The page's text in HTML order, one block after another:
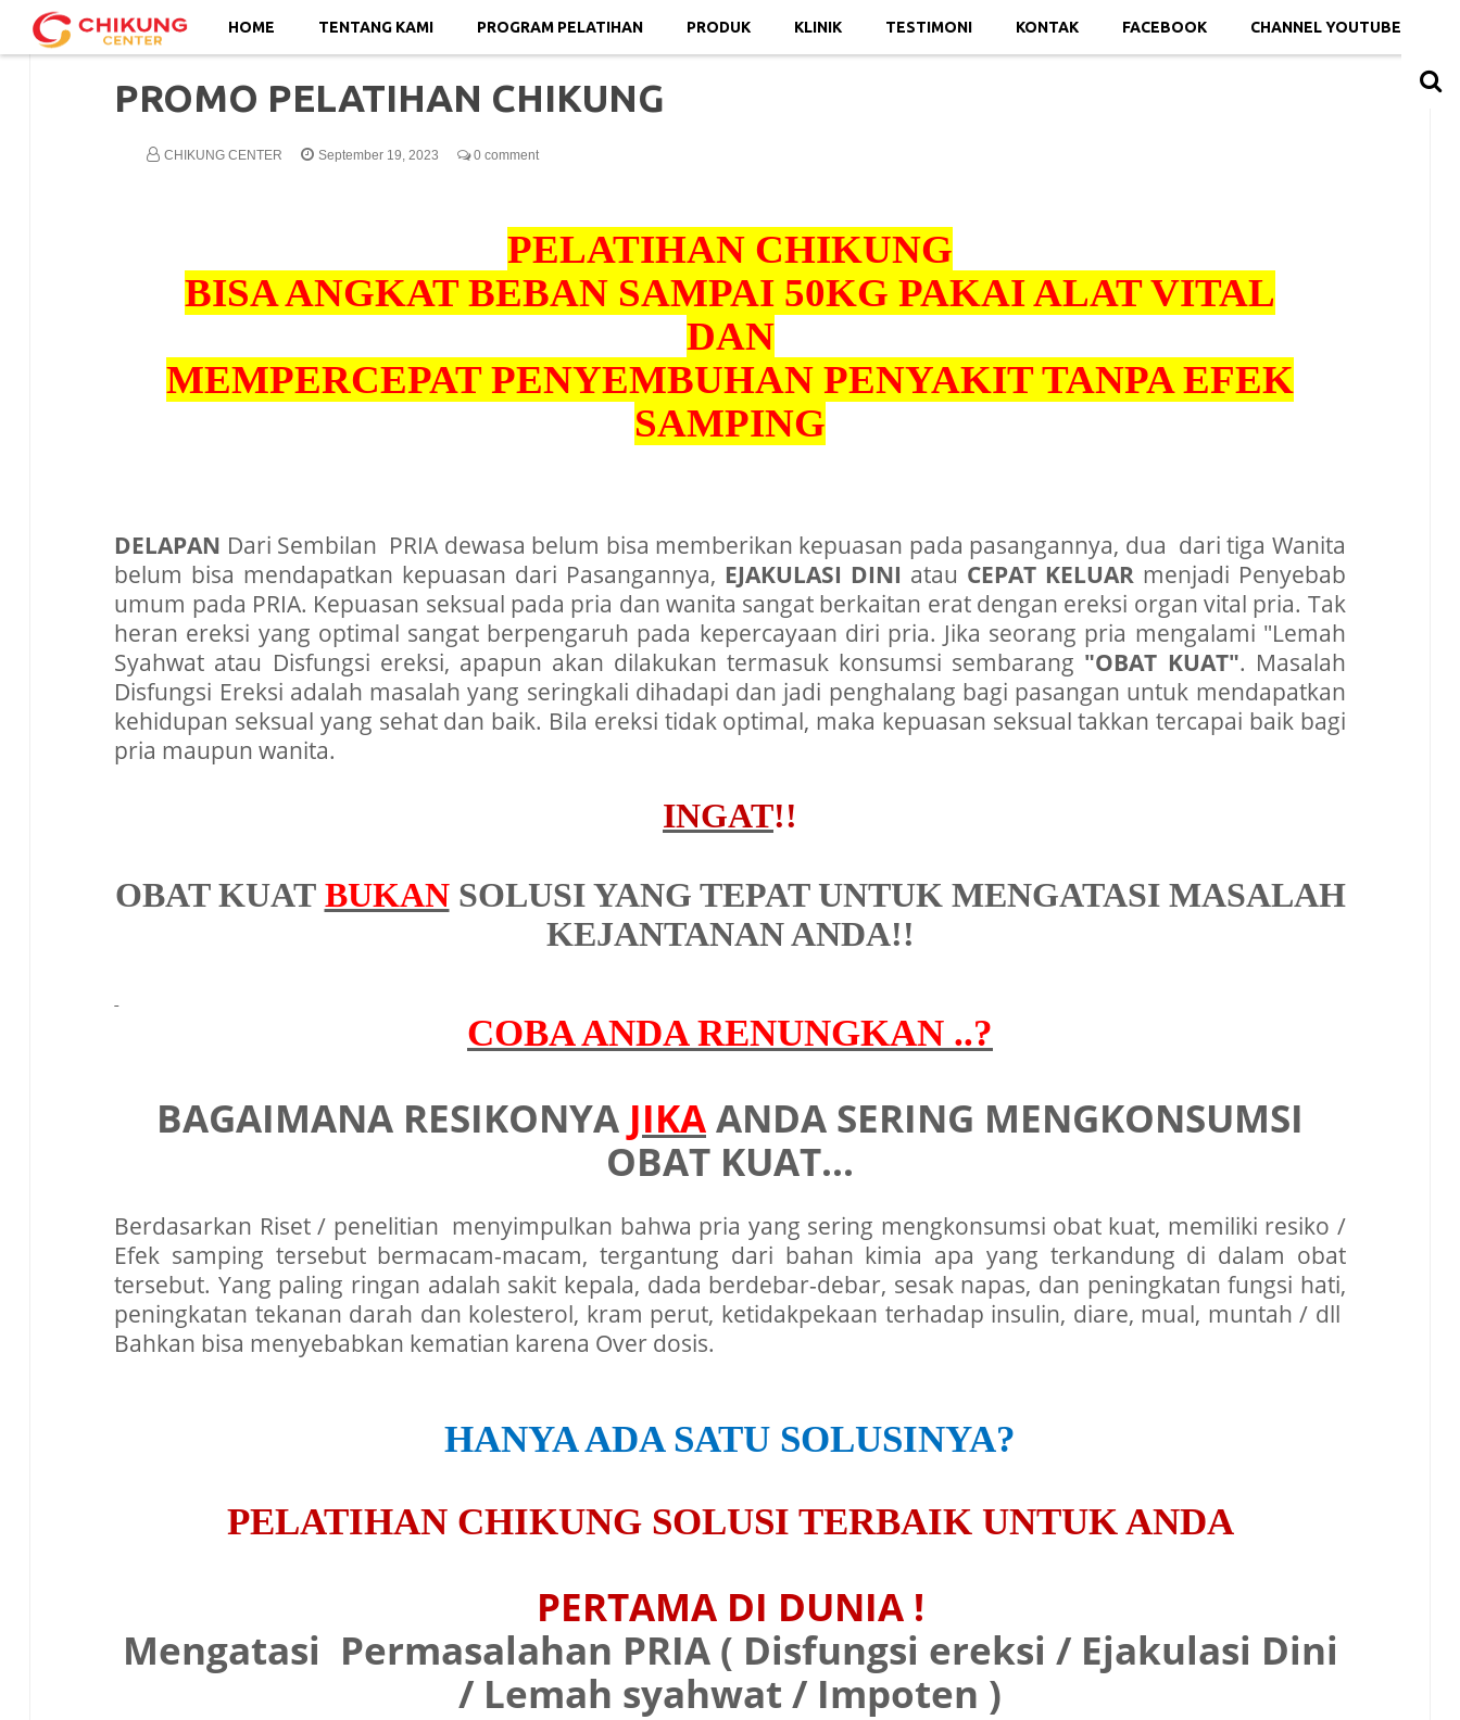
HOME TENTANG KAMI PROGRAM PELATIHAN PRODUK KLINIK TESTIMONI KONTAK FACEBOOK CHANNEL YOUTUBE
PROMO PELATIHAN CHIKUNG
CHIKUNG CENTER September 19, 2023 0 comment
PELATIHAN CHIKUNG
BISA ANGKAT BEBAN SAMPAI 50KG PAKAI ALAT VITAL
DAN
MEMPERCEPAT PENYEMBUHAN PENYAKIT TANPA EFEK
SAMPING
DELAPAN Dari Sembilan PRIA dewasa belum bisa memberikan kepuasan pada pasangannya, dua dari tiga Wanita
belum bisa mendapatkan kepuasan dari Pasangannya, EJAKULASI DINI atau CEPAT KELUARmenjadi Penyebab
umum pada PRIA. Kepuasan seksual pada pria dan wanita sangat berkaitan erat dengan ereksi organ vital pria. Tak
heran ereksi yang optimal sangat berpengaruh pada kepercayaan diri pria. Jika seorang pria mengalami "Lemah
Syahwat atau Disfungsi ereksi, apapun akan dilakukan termasuk konsumsi sembarang "OBAT KUAT". Masalah
Disfungsi Ereksi adalah masalah yang seringkali dihadapi dan jadi penghalang bagi pasangan untuk mendapatkan
kehidupan seksual yang sehat dan baik. Bila ereksi tidak optimal, maka kepuasan seksual takkan tercapai baik bagi
pria maupun wanita.
INGAT!!
OBAT KUAT BUKANSOLUSI YANG TEPAT UNTUK MENGATASI MASALAH
KEJANTANAN ANDA!!
COBA ANDA RENUNGKAN ..?
BAGAIMANA RESIKONYA JIKAANDA SERING MENGKONSUMSI
OBAT KUAT...
Berdasarkan Riset / penelitian menyimpulkan bahwa pria yang sering mengkonsumsi obat kuat, memiliki resiko /
Efek samping tersebut bermacam-macam, tergantung dari bahan kimia apa yang terkandung di dalam obat
tersebut. Yang paling ringan adalah sakit kepala, dada berdebar-debar, sesak napas, dan peningkatan fungsi hati,
peningkatan tekanan darah dan kolesterol, kram perut, ketidakpekaan terhadap insulin, diare, mual, muntah / dll
Bahkan bisa menyebabkan kematian karena Over dosis.
HANYA ADA SATU SOLUSINYA?
PELATIHAN CHIKUNG SOLUSI TERBAIK UNTUK ANDA
PERTAMA DI DUNIA !
Mengatasi Permasalahan PRIA ( Disfungsi ereksi / Ejakulasi Dini
/ Lemah syahwat / Impoten )